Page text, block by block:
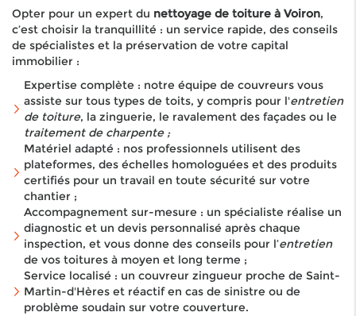
Opter pour un expert du nettoyage de toiture à Voiron,
c’est choisir la tranquillité : un service rapide, des conseils
de spécialistes et la préservation de votre capital
immobilier :
Expertise complète : notre équipe de couvreurs vous
assiste sur tous types de toits, y compris pour l'entretien
de toiture, la zinguerie, le ravalement des façades ou le
traitement de charpente ;
Matériel adapté : nos professionnels utilisent des
plateformes, des échelles homologuées et des produits
certifiés pour un travail en toute sécurité sur votre
chantier ;
Accompagnement sur-mesure : un spécialiste réalise un
diagnostic et un devis personnalisé après chaque
inspection, et vous donne des conseils pour l’entretien
de vos toitures à moyen et long terme ;
Service localisé : un couvreur zingueur proche de Saint-
Martin-d'Hères et réactif en cas de sinistre ou de
problème soudain sur votre couverture.